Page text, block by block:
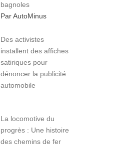
bagnoles
Par AutoMinus
Des activistes
installent des affiches
satiriques pour
dénoncer la publicité
automobile
La locomotive du
progrès : Une histoire
des chemins de fer